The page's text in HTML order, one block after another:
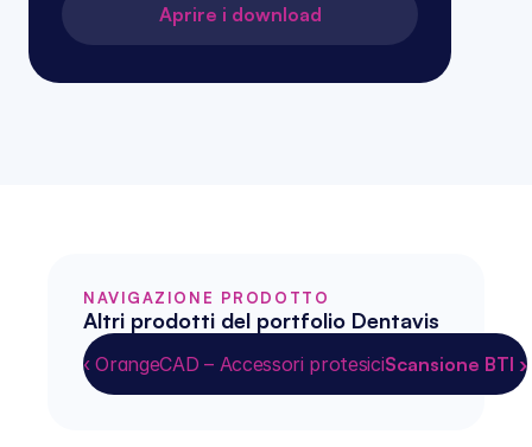
Aprire i download
NAVIGAZIONE PRODOTTO
Altri prodotti del portfolio Dentavis
‹ OrangeCAD – Accessori protesiciScansione BTI ›